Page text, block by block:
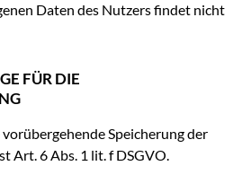
Daten des Nutzers findet nicht
FÜR DIE
Speicherung der
Art. 6 Abs. 1 lit. f DSGVO.